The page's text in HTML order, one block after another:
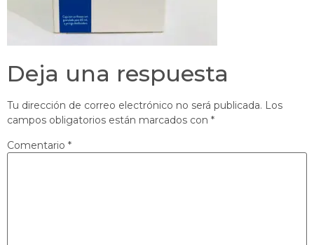
Deja una respuesta
Tu dirección de correo electrónico no será publicada. Los
campos obligatorios están marcados con *
Comentario *